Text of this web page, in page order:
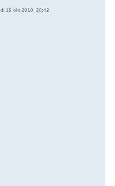
di 19 okt 2010, 20:42